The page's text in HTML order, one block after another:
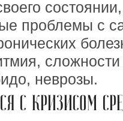
проблемы с
неврозы.
С КРИЗИСОМ